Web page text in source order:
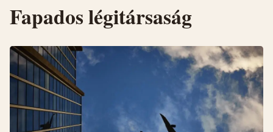
Fapados légitársaság